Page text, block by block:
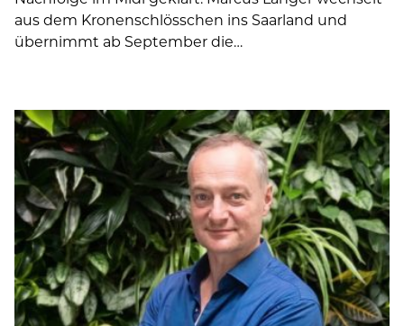
aus dem Kronenschlösschen ins Saarland und
übernimmt ab September die…